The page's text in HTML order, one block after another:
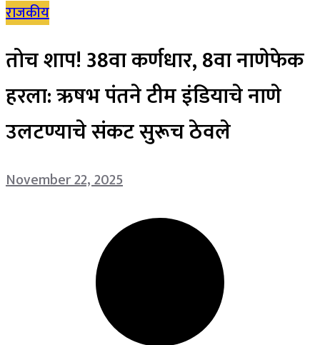
राजकीय
तोच शाप! 38वा कर्णधार, 8वा नाणेफेक
हरला: ऋषभ पंतने टीम इंडियाचे नाणे
उलटण्याचे संकट सुरूच ठेवले
November 22, 2025